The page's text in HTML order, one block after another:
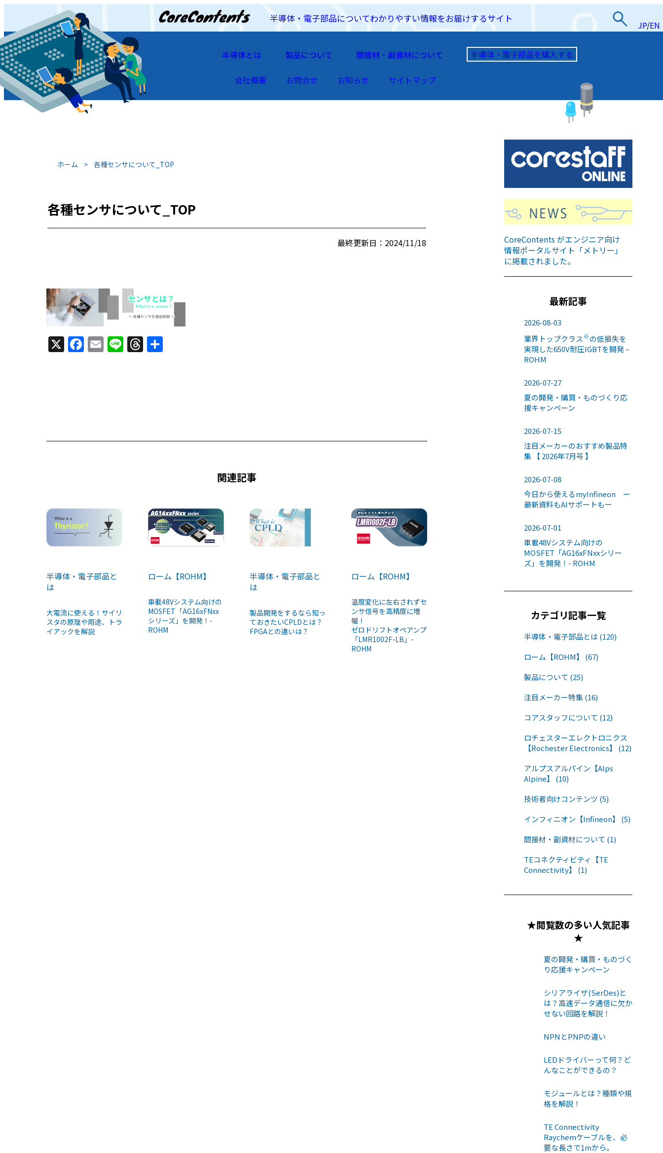
半導体・電子部品についてわかりやすい情報をお届けするサイト
JP/EN
JP/EN
半導体とは 製品について 間接材・副資材について 半導体・電子部品を購入する
会社概要 お問合せ お知らせ サイトマップ
ホーム > 各種センサについて_TOP
各種センサについて_TOP
最終更新日：2024/11/18
X F
a
o
E
m
Li
n
T
h
関連記事
半導体・電子部品と
は
大電流に使える！サイリ
スタの原理や用途、トラ
イアックを解説
ローム【ROHM】
車載48Vシステム向けの
MOSFET「AG16xFNxx
シリーズ」を開発！-
ROHM
半導体・電子部品と
は
製品開発をするなら知っ
ておきたいCPLDとは？
FPGAとの違いは？
ローム【ROHM】
温度変化に左右されずセ
ンサ信号を高精度に増
幅！
ゼロドリフトオペアンプ
「LMR1002F-LB」-
ROHM
CoreContents がエンジニア向け
情報ポータルサイト「メトリー」
に掲載されました。
最新記事
2026-08-03
業界トップクラス※の低損失を
実現した650V耐圧IGBTを開発 –
ROHM
2026-07-27
夏の開発・購買・ものづくり応
援キャンペーン
2026-07-15
注目メーカーのおすすめ製品特
集 【 2026年7月号 】
2026-07-08
今日から使えるmyInfineon ー
最新資料もAIサポートもー
2026-07-01
車載48Vシステム向けの
MOSFET「AG16xFNxxシリー
ズ」を開発！- ROHM
カテゴリ記事一覧
半導体・電子部品とは (120)
ローム【ROHM】 (67)
製品について (25)
注目メーカー特集 (16)
コアスタッフについて (12)
ロチェスターエレクトロニクス
【Rochester Electronics】 (12)
アルプスアルパイン【Alps
Alpine】 (10)
技術者向けコンテンツ (5)
インフィニオン【Infineon】 (5)
間接材・副資材について (1)
TEコネクティビティ【TE
Connectivity】 (1)
★閲覧数の多い人気記事
★
夏の開発・購買・ものづく
り応援キャンペーン
シリアライザ(SerDes)と
は？高速データ通信に欠か
せない回路を解説！
NPNとPNPの違い
LEDドライバーって何？ど
んなことができるの？
モジュールとは？種類や規
格を解説！
TE Connectivity
Raychemケーブルを、必
要な長さで1mから。